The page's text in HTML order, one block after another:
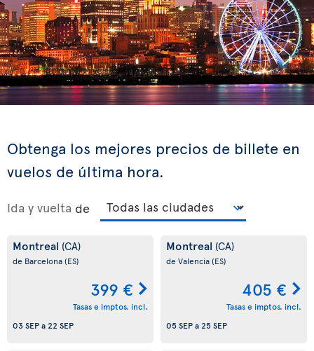
Obtenga los mejores precios de billete en
vuelos de última hora.
Ida y vuelta de
Montreal (CA)
de Barcelona(ES)
399 €
Tasas e imptos. incl.
03 SEPa22 SEP
Montreal (CA)
de Valencia(ES)
405 €
Tasas e imptos. incl.
05 SEPa25 SEP